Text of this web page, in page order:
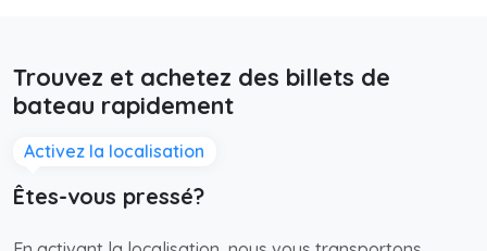
Trouvez et achetez des billets de
bateau rapidement
Activez la localisation
Êtes-vous pressé?